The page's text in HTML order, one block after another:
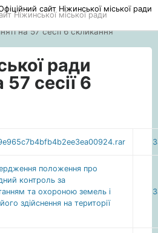
Ніжинської міської ради
на 57 сесії 6 скликання
ради
57 сесії 6
положення про
контроль за
та охороною земель і
здійснення на території